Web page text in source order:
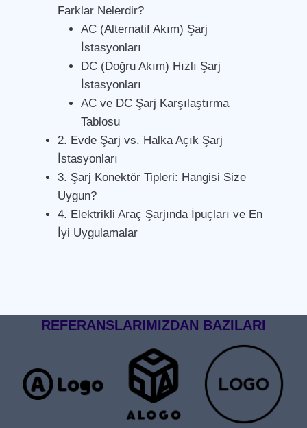
Farklar Nelerdir?
AC (Alternatif Akım) Şarj
İstasyonları
DC (Doğru Akım) Hızlı Şarj
İstasyonları
AC ve DC Şarj Karşılaştırma
Tablosu
2. Evde Şarj vs. Halka Açık Şarj
İstasyonları
3. Şarj Konektör Tipleri: Hangisi Size
Uygun?
4. Elektrikli Araç Şarjında İpuçları ve En
İyi Uygulamalar
REFERANSLARIMIZDAN BAZILARI